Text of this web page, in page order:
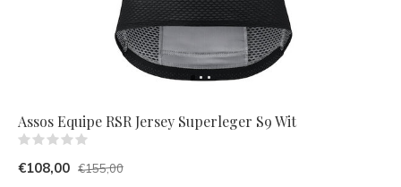
Assos Equipe RSR Jersey Superleger S9 Wit
€108,00 €155,00